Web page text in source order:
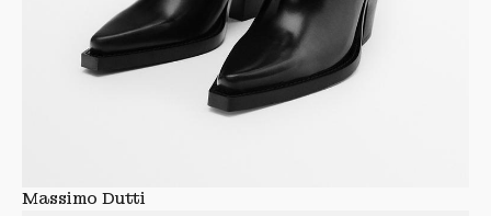
Massimo Dutti